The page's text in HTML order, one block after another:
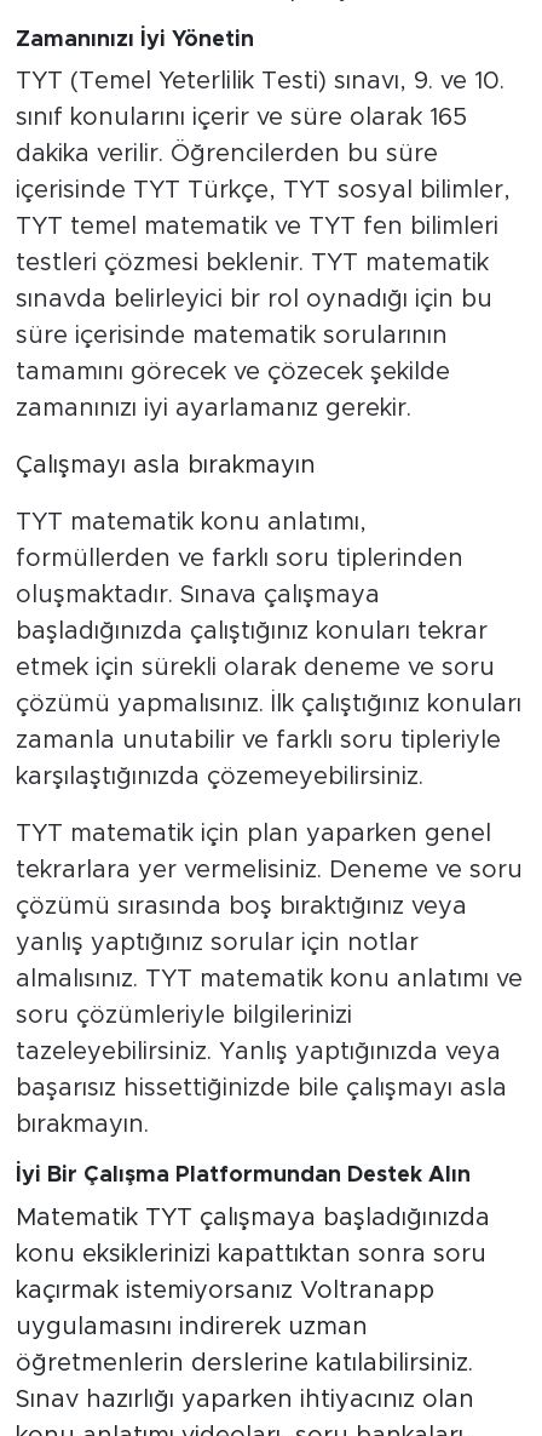
Zamanınızı İyi Yönetin
TYT (Temel Yeterlilik Testi) sınavı, 9. ve 10.
sınıf konularını içerir ve süre olarak 165
dakika verilir. Öğrencilerden bu süre
içerisinde TYT Türkçe, TYT sosyal bilimler,
TYT temel matematik ve TYT fen bilimleri
testleri çözmesi beklenir. TYT matematik
sınavda belirleyici bir rol oynadığı için bu
süre içerisinde matematik sorularının
tamamını görecek ve çözecek şekilde
zamanınızı iyi ayarlamanız gerekir.
Çalışmayı asla bırakmayın
TYT matematik konu anlatımı,
formüllerden ve farklı soru tiplerinden
oluşmaktadır. Sınava çalışmaya
başladığınızda çalıştığınız konuları tekrar
etmek için sürekli olarak deneme ve soru
çözümü yapmalısınız. İlk çalıştığınız konuları
zamanla unutabilir ve farklı soru tipleriyle
karşılaştığınızda çözemeyebilirsiniz.
TYT matematik için plan yaparken genel
tekrarlara yer vermelisiniz. Deneme ve soru
çözümü sırasında boş bıraktığınız veya
yanlış yaptığınız sorular için notlar
almalısınız. TYT matematik konu anlatımı ve
soru çözümleriyle bilgilerinizi
tazeleyebilirsiniz. Yanlış yaptığınızda veya
başarısız hissettiğinizde bile çalışmayı asla
bırakmayın.
İyi Bir Çalışma Platformundan Destek Alın
Matematik TYT çalışmaya başladığınızda
konu eksiklerinizi kapattıktan sonra soru
kaçırmak istemiyorsanız Voltranapp
uygulamasını indirerek uzman
öğretmenlerin derslerine katılabilirsiniz.
Sınav hazırlığı yaparken ihtiyacınız olan